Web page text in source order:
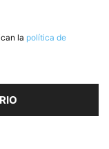
la política de